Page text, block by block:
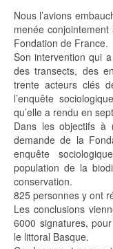
Nous l’avions
menée
Fondation de France.
Son intervention qui
des transects, des
trente acteurs clés
l’enquête
qu’elle a rendu en
Dans les objectifs à
demande de la
enquête
population de la
conservation.
825 personnes y ont
Les conclusions
6000 signatures,
le littoral Basque.